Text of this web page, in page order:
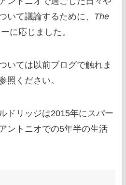
いて議論するために、 The
に応じました。
いては以前ブログで触れま
照ください。
ドリッジは2015年にスパー
ントニオでの5年半の生活